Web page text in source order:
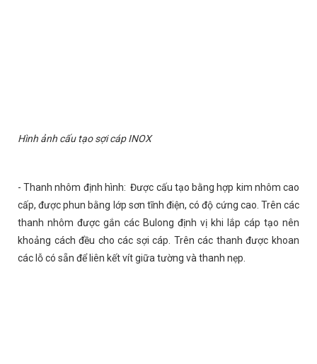
Hình ảnh cấu tạo sợi cáp INOX
- Thanh nhôm định hình: Được cấu tạo bằng hợp kim nhôm cao
cấp, được phun bằng lớp sơn tĩnh điện, có độ cứng cao. Trên các
thanh nhôm được gắn các Bulong định vị khi lắp cáp tạo nên
khoảng cách đều cho các sợi cáp. Trên các thanh được khoan
các lỗ có sẵn để liên kết vít giữa tường và thanh nẹp.